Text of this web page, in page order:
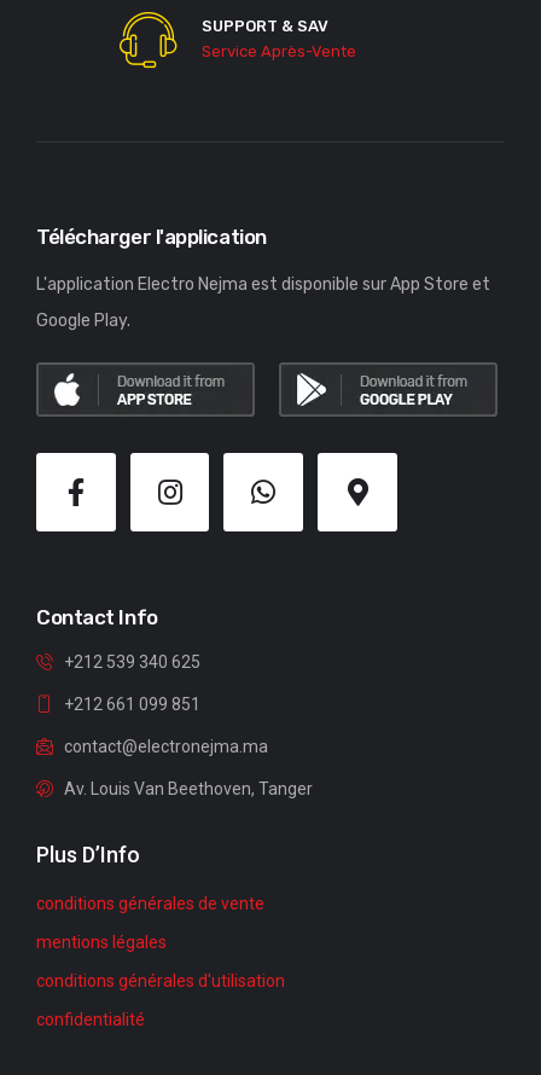
SUPPORT & SAV
Service Après-Vente
Télécharger l'application
L'application Electro Nejma est disponible sur App Store et
Google Play.
Contact Info
+212 539 340 625
+212 661 099 851
contact@electronejma.ma
Av. Louis Van Beethoven, Tanger
Plus D’Info
conditions générales de vente
mentions légales
conditions générales d'utilisation
confidentialité